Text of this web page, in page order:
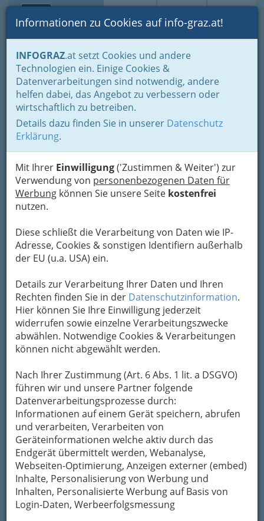
Suche Login Toggle
Informationen zu Cookies auf info-graz.at!
INFOGRAZ.at setzt Cookies und andere
Technologien ein. Einige Cookies &
Datenverarbeitungen sind notwendig, andere
helfen dabei, das Angebot zu verbessern oder
wirtschaftlich zu betreiben.
Details dazu finden Sie in unserer Datenschutz
Erklärung.
Mit Ihrer Einwilligung('Zustimmen & Weiter') zur
Verwendung von personenbezogenen Daten für
Werbung können Sie unsere Seite kostenfrei
nutzen.
Diese schließt die Verarbeitung von Daten wie IP-
Adresse, Cookies & sonstigen Identifiern außerhalb
der EU (u.a. USA) ein.
Details zur Verarbeitung Ihrer Daten und Ihren
Rechten finden Sie in der Datenschutzinformation.
Hier können Sie Ihre Einwilligung jederzeit
widerrufen sowie einzelne Verarbeitungszwecke
abwählen. Notwendige Cookies & Verarbeitungen
können nicht abgewählt werden.
Nach Ihrer Zustimmung (Art. 6 Abs. 1 lit. a DSGVO)
führen wir und unsere Partner folgende
Datenverarbeitungsprozesse durch:
Informationen auf einem Gerät speichern, abrufen
und verarbeiten, Verarbeiten von
Geräteinformationen welche aktiv durch das
Endgerät übermittelt werden, Webanalyse,
Webseiten-Optimierung, Anzeigen externer (embed)
Inhalte, Personalisierung von Werbung und
Inhalten, Personalisierte Werbung auf Basis von
Login-Daten, Werbeerfolgsmessung
Home Lifestyle Feste feiern
Feste im Jahreszyklus
Advent- und Weihnachtszeit bis Silvester und Neujahr
Weihnachtliche Themen - Wissenswertes & Interessantes
Nusstrommel und "Es ist ein Reis entsprungen"
Nusstrommel und "Es ist ein
Ros entsprungen"
Walnüsse – nicht nur wohlschmeckend und sehr
gesund – auch zum Basteln geeignet
Wir basteln uns eine
Nusstrommel zum Spielen
Material:Walnüsse, reißfester Zwirn,
Zahnstocher oder Span aus Fichte, Lärche,
Haselnuss ...
Werkzeug:kleine Säge (Pucksäge), Kombizange,
Messer
1)Die Nüsse werden vorsichtig halbiert und
ausgehöhlt.
2) Dann schneidet man mit der Säge oder dem
Messer am breiteren Nussende – ca. 4 mm tief
und breit – zweimal ein und bricht das Stück mit
der Zange heraus.